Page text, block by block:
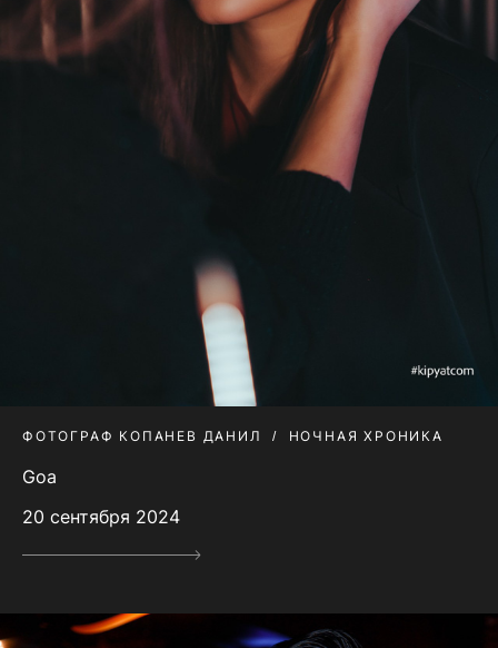
ФОТОГРАФ КОПАНЕВ ДАНИЛ НОЧНАЯ ХРОНИКА
Goa
20 сентября 2024